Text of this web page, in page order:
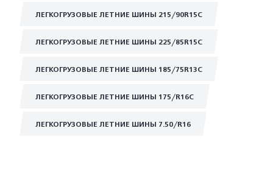
ЛЕГКОГРУЗОВЫЕ ЛЕТНИЕ ШИНЫ 215/90R15C
ЛЕГКОГРУЗОВЫЕ ЛЕТНИЕ ШИНЫ 225/85R15C
ЛЕГКОГРУЗОВЫЕ ЛЕТНИЕ ШИНЫ 185/75R13C
ЛЕГКОГРУЗОВЫЕ ЛЕТНИЕ ШИНЫ 175/R16C
ЛЕГКОГРУЗОВЫЕ ЛЕТНИЕ ШИНЫ 7.50/R16